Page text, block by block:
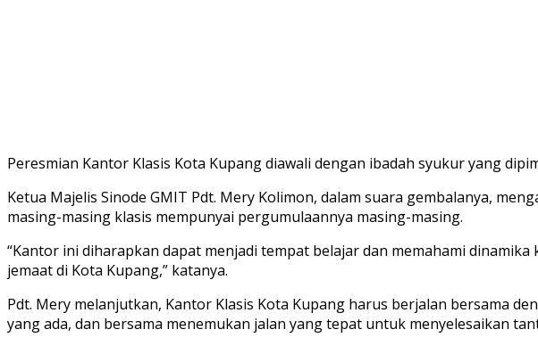
Peresmian Kantor Klasis Kota Kupang diawali dengan ibadah syukur yang
Ketua Majelis Sinode GMIT Pdt. Mery Kolimon, dalam suara gembalanya,
masing-masing klasis mempunyai pergumulaannya masing-masing.
“Kantor ini diharapkan dapat menjadi tempat belajar dan memahami
jemaat di Kota Kupang,” katanya.
Pdt. Mery melanjutkan, Kantor Klasis Kota Kupang harus berjalan bersama
yang ada, dan bersama menemukan jalan yang tepat untuk menyelesaikan